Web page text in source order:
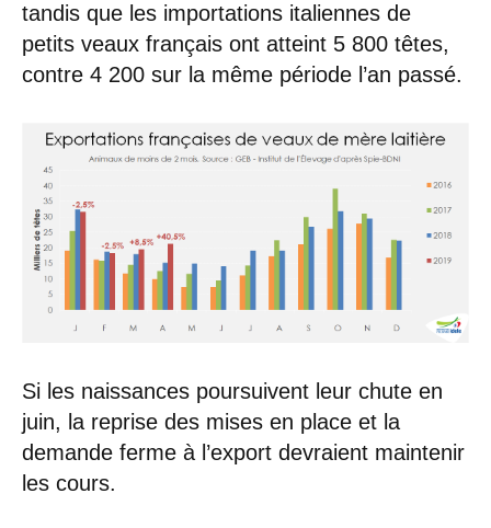
tandis que les importations italiennes de
petits veaux français ont atteint 5 800 têtes,
contre 4 200 sur la même période l’an passé.
Si les naissances poursuivent leur chute en
juin, la reprise des mises en place et la
demande ferme à l’export devraient maintenir
les cours.